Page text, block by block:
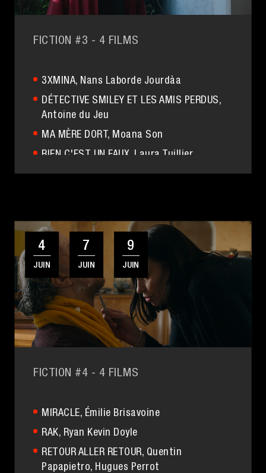
FICTION #3 - 4 FILMS
3XMINA, Nans Laborde Jourdàa
DÉTECTIVE SMILEY ET LES AMIS PERDUS,
Antoine du Jeu
MA MÈRE DORT, Moana Son
RIEN C'EST UN FAUX , Laura Tuillier
4
JUIN
7
JUIN
9
JUIN
FICTION #4 - 4 FILMS
MIRACLE, Émilie Brisavoine
RAK, Ryan Kevin Doyle
RETOUR ALLER RETOUR, Quentin
Papapietro, Hugues Perrot